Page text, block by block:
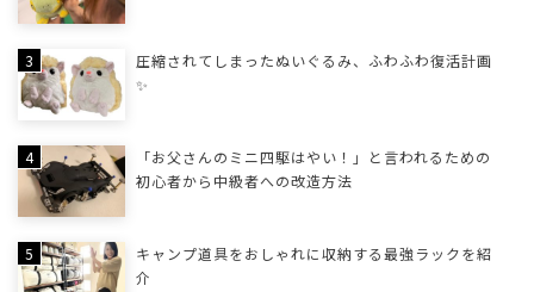
圧縮されてしまったぬいぐるみ、ふわふわ復活計画
✨
「お父さんのミニ四駆はやい！」と言われるための
初心者から中級者への改造方法
キャンプ道具をおしゃれに収納する最強ラックを紹
介